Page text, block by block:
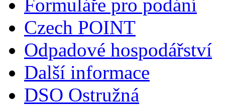
Formuláře pro podání
Czech POINT
Odpadové hospodářství
Další informace
DSO Ostružná